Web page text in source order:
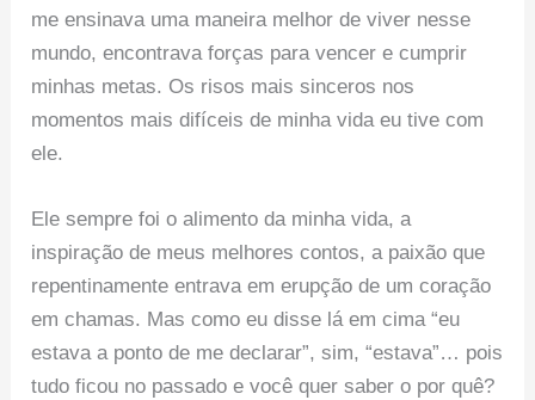
me ensinava uma maneira melhor de viver nesse
mundo, encontrava forças para vencer e cumprir
minhas metas. Os risos mais sinceros nos
momentos mais difíceis de minha vida eu tive com
ele.
Ele sempre foi o alimento da minha vida, a
inspiração de meus melhores contos, a paixão que
repentinamente entrava em erupção de um coração
em chamas. Mas como eu disse lá em cima “eu
estava a ponto de me declarar”, sim, “estava”… pois
tudo ficou no passado e você quer saber o por quê?